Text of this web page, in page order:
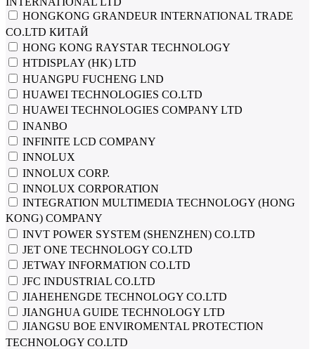
HONGKONG GRANDEUR INTERNATIONAL TRADE
CO.LTD КИТАЙ
HONG KONG RAYSTAR TECHNOLOGY
HTDISPLAY (HK) LTD
HUANGPU FUCHENG LND
HUAWEI TECHNOLOGIES CO.LTD
HUAWEI TECHNOLOGIES COMPANY LTD
INANBO
INFINITE LCD COMPANY
INNOLUX
INNOLUX CORP.
INNOLUX CORPORATION
INTEGRATION MULTIMEDIA TECHNOLOGY (HONG
KONG) COMPANY
INVT POWER SYSTEM (SHENZHEN) CO.LTD
JET ONE TECHNOLOGY CO.LTD
JETWAY INFORMATION CO.LTD
JFC INDUSTRIAL CO.LTD
JIAHEHENGDE TECHNOLOGY CO.LTD
JIANGHUA GUIDE TECHNOLOGY LTD
JIANGSU BOE ENVIROMENTAL PROTECTION
TECHNOLOGY CO.LTD